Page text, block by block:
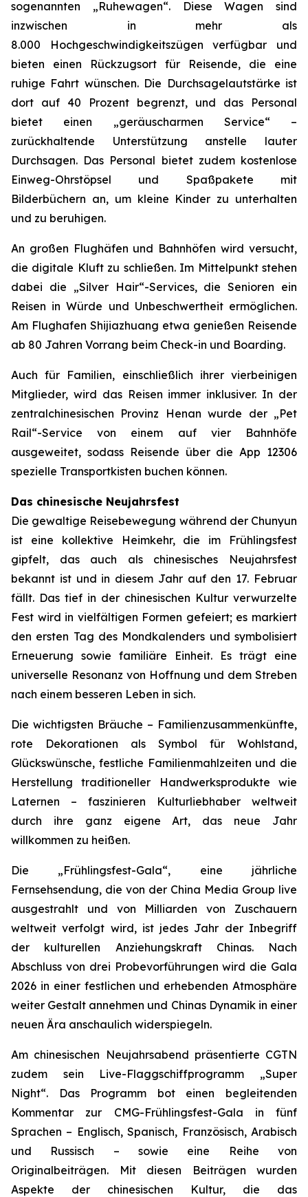
sogenannten „Ruhewagen“. Diese Wagen sind
inzwischen in mehr als
8.000 Hochgeschwindigkeitszügen verfügbar und
bieten einen Rückzugsort für Reisende, die eine
ruhige Fahrt wünschen. Die Durchsagelautstärke ist
dort auf 40 Prozent begrenzt, und das Personal
bietet einen „geräuscharmen Service“ –
zurückhaltende Unterstützung anstelle lauter
Durchsagen. Das Personal bietet zudem kostenlose
Einweg-Ohrstöpsel und Spaßpakete mit
Bilderbüchern an, um kleine Kinder zu unterhalten
und zu beruhigen.
An großen Flughäfen und Bahnhöfen wird versucht,
die digitale Kluft zu schließen. Im Mittelpunkt stehen
dabei die „Silver Hair“-Services, die Senioren ein
Reisen in Würde und Unbeschwertheit ermöglichen.
Am Flughafen Shijiazhuang etwa genießen Reisende
ab 80 Jahren Vorrang beim Check-in und Boarding.
Auch für Familien, einschließlich ihrer vierbeinigen
Mitglieder, wird das Reisen immer inklusiver. In der
zentralchinesischen Provinz Henan wurde der „Pet
Rail“-Service von einem auf vier Bahnhöfe
ausgeweitet, sodass Reisende über die App 12306
spezielle Transportkisten buchen können.
Das chinesische Neujahrsfest
Die gewaltige Reisebewegung während der Chunyun
ist eine kollektive Heimkehr, die im Frühlingsfest
gipfelt, das auch als chinesisches Neujahrsfest
bekannt ist und in diesem Jahr auf den 17. Februar
fällt. Das tief in der chinesischen Kultur verwurzelte
Fest wird in vielfältigen Formen gefeiert; es markiert
den ersten Tag des Mondkalenders und symbolisiert
Erneuerung sowie familiäre Einheit. Es trägt eine
universelle Resonanz von Hoffnung und dem Streben
nach einem besseren Leben in sich.
Die wichtigsten Bräuche – Familienzusammenkünfte,
rote Dekorationen als Symbol für Wohlstand,
Glückswünsche, festliche Familienmahlzeiten und die
Herstellung traditioneller Handwerksprodukte wie
Laternen – faszinieren Kulturliebhaber weltweit
durch ihre ganz eigene Art, das neue Jahr
willkommen zu heißen.
Die „Frühlingsfest-Gala“, eine jährliche
Fernsehsendung, die von der China Media Group live
ausgestrahlt und von Milliarden von Zuschauern
weltweit verfolgt wird, ist jedes Jahr der Inbegriff
der kulturellen Anziehungskraft Chinas. Nach
Abschluss von drei Probevorführungen wird die Gala
2026 in einer festlichen und erhebenden Atmosphäre
weiter Gestalt annehmen und Chinas Dynamik in einer
neuen Ära anschaulich widerspiegeln.
Am chinesischen Neujahrsabend präsentierte CGTN
zudem sein Live-Flaggschiffprogramm „Super
Night“. Das Programm bot einen begleitenden
Kommentar zur CMG-Frühlingsfest-Gala in fünf
Sprachen – Englisch, Spanisch, Französisch, Arabisch
und Russisch – sowie eine Reihe von
Originalbeiträgen. Mit diesen Beiträgen wurden
Aspekte der chinesischen Kultur, die das